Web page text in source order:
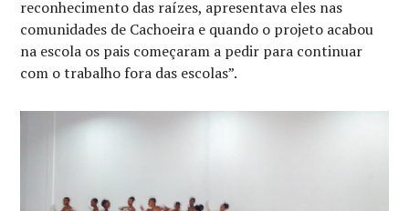
reconhecimento das raízes, apresentava eles nas
comunidades de Cachoeira e quando o projeto acabou
na escola os pais começaram a pedir para continuar
com o trabalho fora das escolas”.